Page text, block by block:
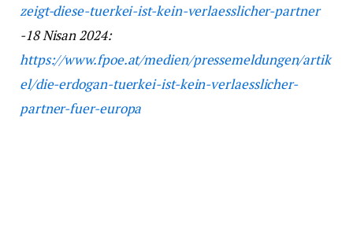
zeigt-diese-tuerkei-ist-kein-verlaesslicher-partner
-18 Nisan 2024:
https://www.fpoe.at/medien/pressemeldungen/artik
el/die-erdogan-tuerkei-ist-kein-verlaesslicher-
partner-fuer-europa